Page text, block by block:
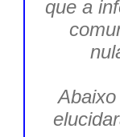
que a